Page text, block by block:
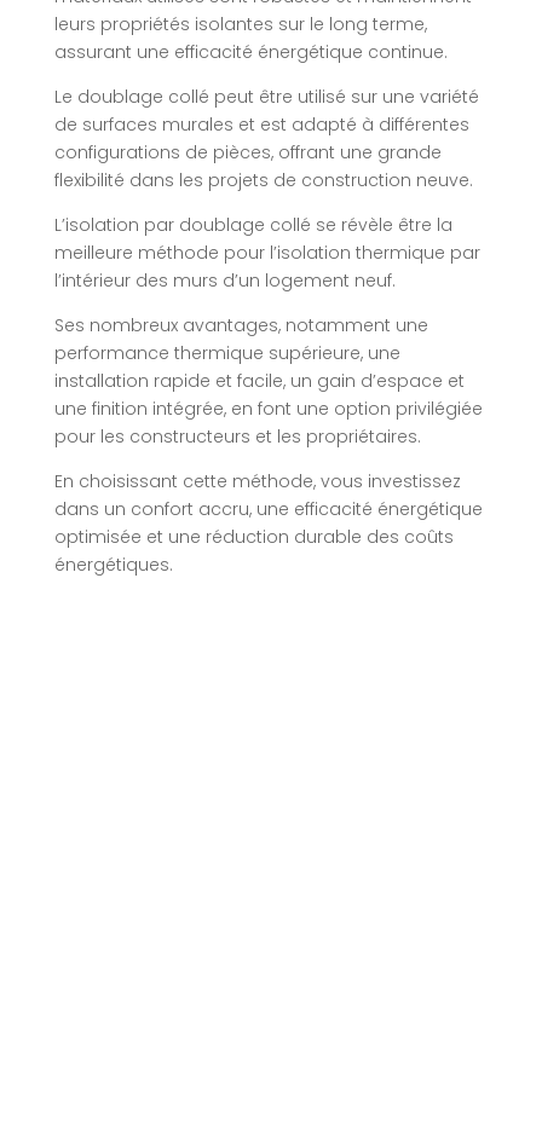
leurs propriétés isolantes sur le long terme,
assurant une efficacité énergétique continue.
Le doublage collé peut être utilisé sur une variété
de surfaces murales et est adapté à différentes
configurations de pièces, offrant une grande
flexibilité dans les projets de construction neuve.
L’isolation par doublage collé se révèle être la
meilleure méthode pour l’isolation thermique par
l’intérieur des murs d’un logement neuf.
Ses nombreux avantages, notamment une
performance thermique supérieure, une
installation rapide et facile, un gain d’espace et
une finition intégrée, en font une option privilégiée
pour les constructeurs et les propriétaires.
En choisissant cette méthode, vous investissez
dans un confort accru, une efficacité énergétique
optimisée et une réduction durable des coûts
énergétiques.